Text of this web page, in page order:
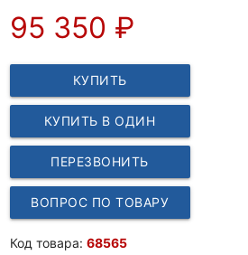
95 350 ₽
КУПИТЬ
КУПИТЬ В ОДИН
КЛИК
ПЕРЕЗВОНИТЬ
ВОПРОС ПО ТОВАРУ
Код товара: 68565